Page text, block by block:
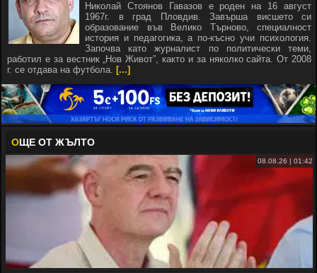
Николай Стоянов Гавазов е роден на 16 август
1967г. в град Пловдив. Завърша висшето си
образование във Велико Търново, специалност
история и педагогика, а по-късно учи психология.
Започва като журналист по политически теми,
работил е за вестник „Нов Живот”, както и за няколко сайта. От 2008
г. се отдава на футбола. [...]
ОЩЕ ОТ ЖЪЛТО
08.08.26 | 01:42